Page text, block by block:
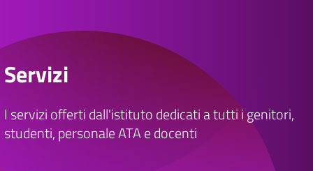
Servizi
I servizi offerti dall'istituto dedicati a tutti i genitori,
studenti, personale ATA e docenti